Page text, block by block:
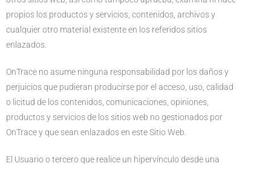
propios los productos y servicios, contenidos, archivos y
cualquier otro material existente en los referidos sitios
enlazados.
OnTrace no asume ninguna responsabilidad por los daños y
perjuicios que pudieran producirse por el acceso, uso, calidad
o licitud de los contenidos, comunicaciones, opiniones,
productos y servicios de los sitios web no gestionados por
OnTrace y que sean enlazados en este Sitio Web.
El Usuario o tercero que realice un hipervínculo desde una